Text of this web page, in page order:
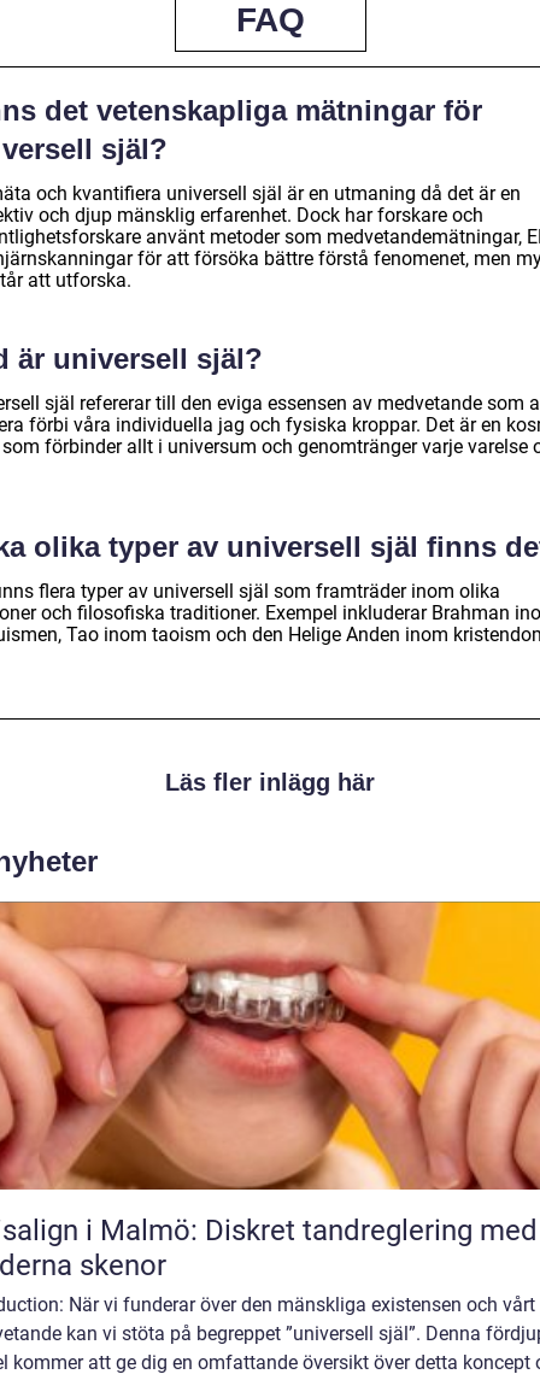
FAQ
det vetenskapliga mätningar för
själ?
och kvantifiera universell själ är en utmaning då det är en
och djup mänsklig erfarenhet. Dock har forskare och
använt metoder som medvetandemätningar,
för att försöka bättre förstå fenomenet, men
att utforska.
är universell själ?
själ refererar till den eviga essensen av medvetande som
förbi våra individuella jag och fysiska kroppar. Det är en
förbinder allt i universum och genomtränger varje varelse
olika typer av universell själ finns
flera typer av universell själ som framträder inom olika
och filosofiska traditioner. Exempel inkluderar Brahman
Tao inom taoism och den Helige Anden inom
Läs fler inlägg här
i Malmö: Diskret tandreglering med
skenor
När vi funderar över den mänskliga existensen och vårt
kan vi stöta på begreppet ”universell själ”. Denna
kommer att ge dig en omfattande översikt över detta koncept